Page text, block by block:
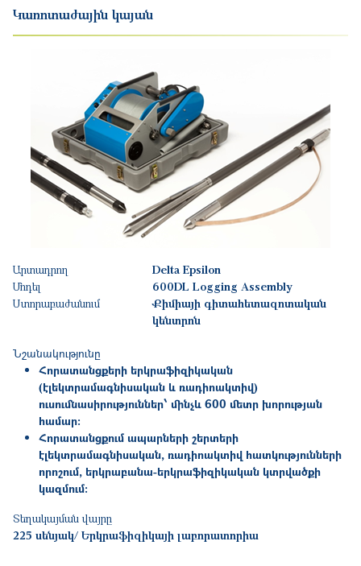
Կառոտաժային կայան
Արտադրող
Delta Epsilon
Մոդել
600DL Logging Assembly
Ստորաբաժանում
Քիմիայի գիտահետազոտական
կենտրոն
Նշանակությունը
Հորատանցքերի երկրաֆիզիկական
(էլեկտրամագնիսական և ռադիոակտիվ)
ուսումնասիրություններ՝ մինչև 600 մետր խորության
համար:
Հորատանցքում ապարների շերտերի
էլեկտրամագնիսական, ռադիոակտիվ հատկությունների
որոշում, երկրաբանա-երկրաֆիզիկական կտրվածքի
կազմում:
Տեղակայման վայրը
225 սենյակ/ Երկրաֆիզիկայի լաբորատորիա